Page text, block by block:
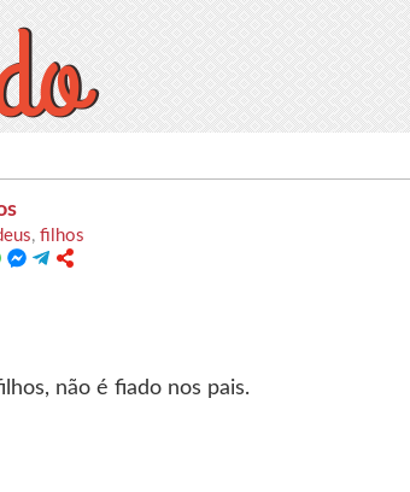
,filhos
não é fiado nos pais.